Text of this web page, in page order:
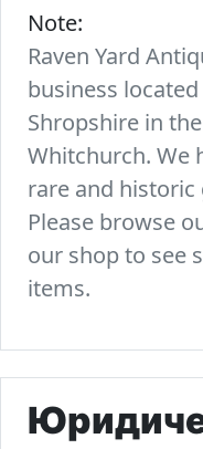
Note:
Raven Yard
business
Shropshire in
Whitchurch. We
rare and
Please browse
our shop to see
items.